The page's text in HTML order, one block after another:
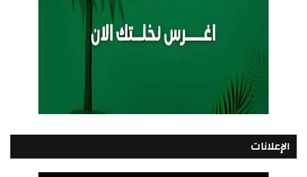
الإعلانات